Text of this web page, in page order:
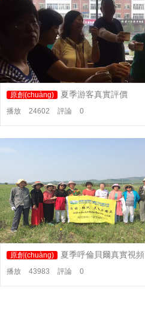
原創(chuàng) 夏季游客真實評價
播放 24602 評論 0
原創(chuàng) 夏季呼倫貝爾真實視頻
播放 43983 評論 0